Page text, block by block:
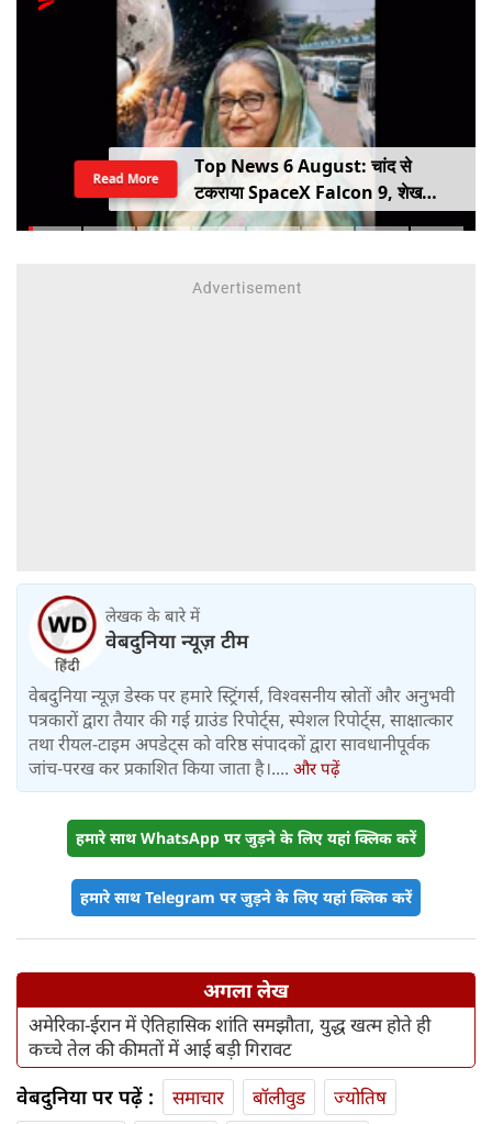
Top News 6 August: चांद से
टकराया SpaceX Falcon 9, शेख
हसीना की घर वापसी का ऐलान, MP में बस
Read More
लेखक के बारे में
वेबदुनिया न्यूज़ टीम
वेबदुनिया न्यूज़ डेस्क पर हमारे स्ट्रिंगर्स, विश्वसनीय स्रोतों और अनुभवी
पत्रकारों द्वारा तैयार की गई ग्राउंड रिपोर्ट्स, स्पेशल रिपोर्ट्स, साक्षात्कार
तथा रीयल-टाइम अपडेट्स को वरिष्ठ संपादकों द्वारा सावधानीपूर्वक
जांच-परख कर प्रकाशित किया जाता है।.... और पढ़ें
हमारे साथ WhatsApp पर जुड़ने के लिए यहां क्लिक करें
हमारे साथ Telegram पर जुड़ने के लिए यहां क्लिक करें
अगला लेख
अमेरिका-ईरान में ऐतिहासिक शांति समझौता, युद्ध खत्म होते ही
कच्चे तेल की कीमतों में आई बड़ी गिरावट
वेबदुनिया पर पढ़ें : समाचार बॉलीवुड
ज्योतिष